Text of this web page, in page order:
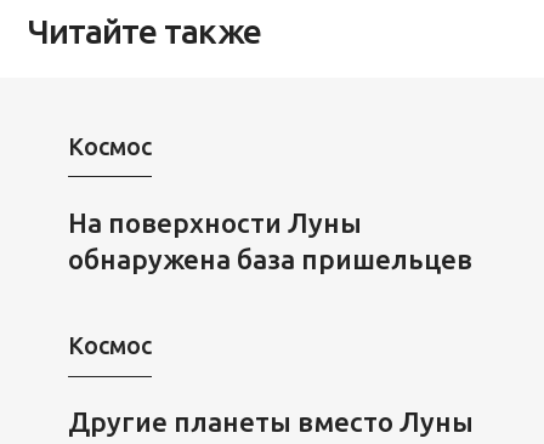
Читайте также
Космос
На поверхности Луны
обнаружена база пришельцев
Космос
Другие планеты вместо Луны